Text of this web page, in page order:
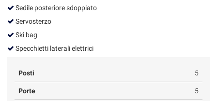
Sedile posteriore sdoppiato
Servosterzo
Ski bag
Specchietti laterali elettrici
Posti 5
Porte 5